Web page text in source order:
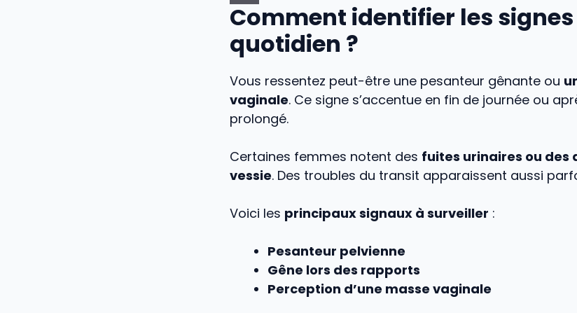
Comment identifier les signes
quotidien ?
Vous ressentez peut-être une pesanteur gênante ou
vaginale. Ce signe s’accentue en fin de journée ou
prolongé.
Certaines femmes notent des fuites urinaires ou des
vessie. Des troubles du transit apparaissent aussi
Voici les principaux signaux à surveiller :
Pesanteur pelvienne
Gêne lors des rapports
Perception d’une masse vaginale